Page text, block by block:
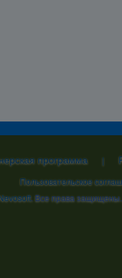
программа |
Пользовательское
. Все права защищены